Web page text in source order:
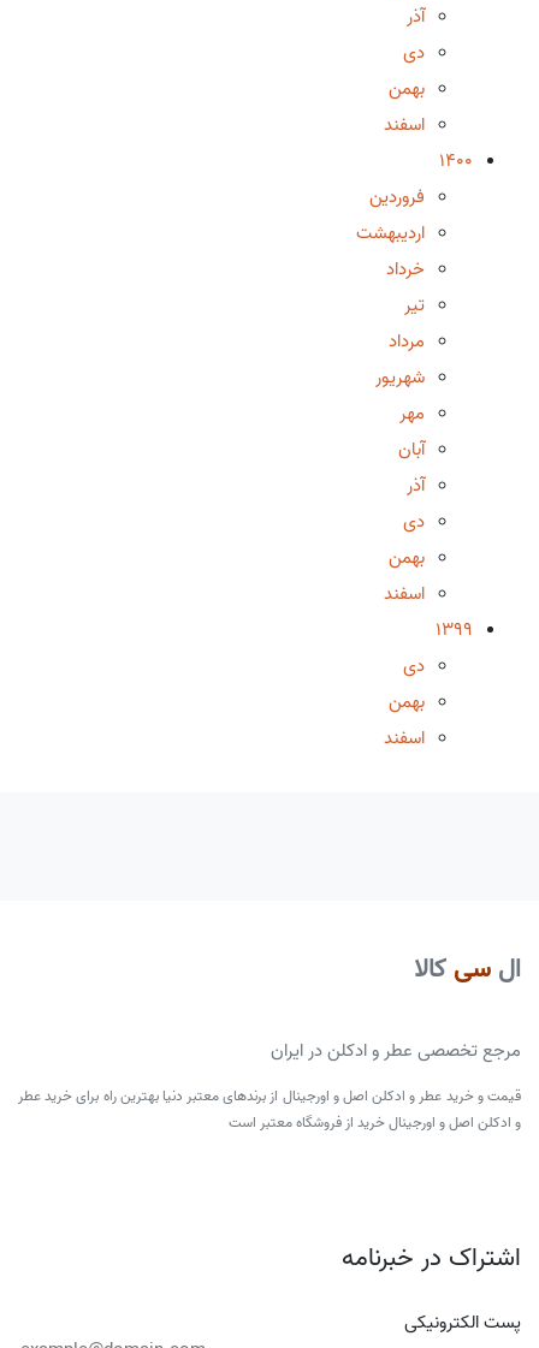
آذر
دی
بهمن
اسفند
1400
فروردین
اردیبهشت
خرداد
تیر
مرداد
شهریور
مهر
آبان
آذر
دی
بهمن
اسفند
1399
دی
بهمن
اسفند
ال سی کالا
مرجع تخصصی عطر و ادکلن در ایران
قیمت و خرید عطر و ادکلن اصل و اورجینال از برندهای معتبر دنیا بهترین راه برای خرید عطر
و ادکلن اصل و اورجینال خرید از فروشگاه معتبر است
اشتراک در خبرنامه
پست الکترونیکی